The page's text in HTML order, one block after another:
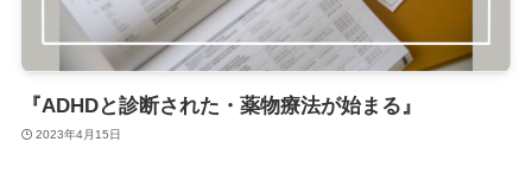
『ADHDと診断された・薬物療法が始まる』
2023年4月15日